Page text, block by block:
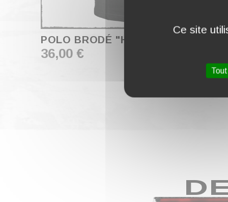
POLO BRODÉ "H 23"
36,00 €
Ce site